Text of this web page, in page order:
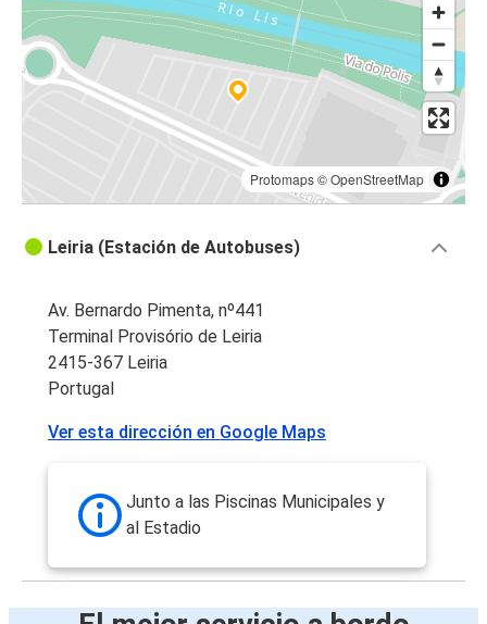
Protomaps©OpenStreetMap
Leiria (Estación de Autobuses)
Av. Bernardo Pimenta, nº441
Terminal Provisório de Leiria
2415-367 Leiria
Portugal
Ver esta dirección en Google Maps
Junto a las Piscinas Municipales y
al Estadio